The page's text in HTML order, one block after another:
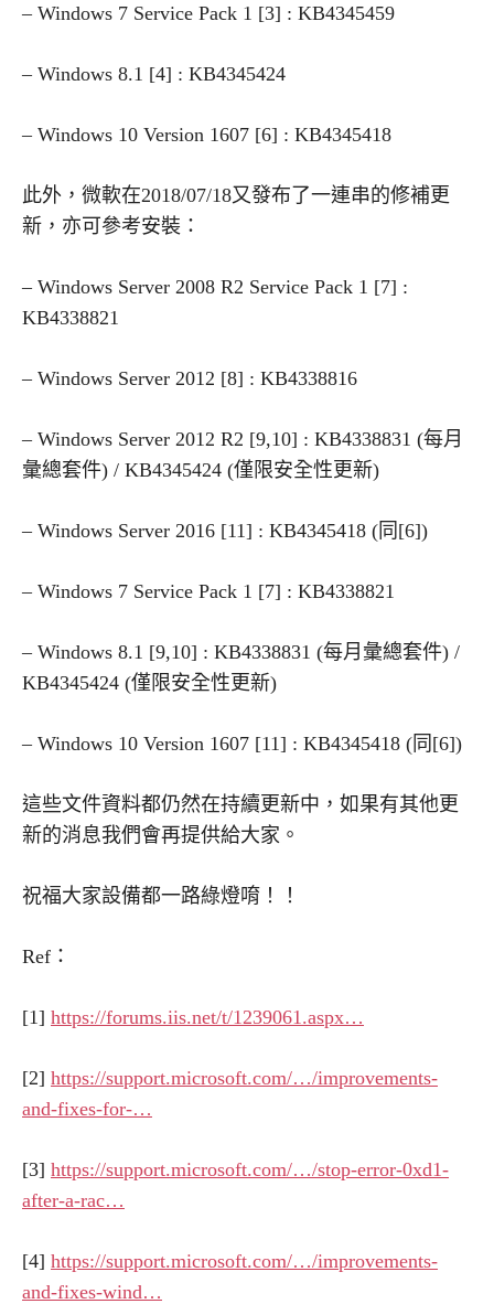
– Windows 7 Service Pack 1 [3] : KB4345459
– Windows 8.1 [4] : KB4345424
– Windows 10 Version 1607 [6] : KB4345418
此外，微軟在2018/07/18又發布了一連串的修補更
新，亦可參考安裝：
– Windows Server 2008 R2 Service Pack 1 [7] :
KB4338821
– Windows Server 2012 [8] : KB4338816
– Windows Server 2012 R2 [9,10] : KB4338831 (每月
彙總套件) / KB4345424 (僅限安全性更新)
– Windows Server 2016 [11] : KB4345418 (同[6])
– Windows 7 Service Pack 1 [7] : KB4338821
– Windows 8.1 [9,10] : KB4338831 (每月彙總套件) /
KB4345424 (僅限安全性更新)
– Windows 10 Version 1607 [11] : KB4345418 (同[6])
這些文件資料都仍然在持續更新中，如果有其他更
新的消息我們會再提供給大家。
祝福大家設備都一路綠燈唷！！
Ref：
[1] https://forums.iis.net/t/1239061.aspx…
[2] https://support.microsoft.com/…/improvements-
and-fixes-for-…
[3] https://support.microsoft.com/…/stop-error-0xd1-
after-a-rac…
[4] https://support.microsoft.com/…/improvements-
and-fixes-wind…